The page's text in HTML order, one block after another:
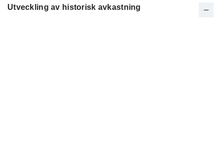
Utveckling av historisk avkastning